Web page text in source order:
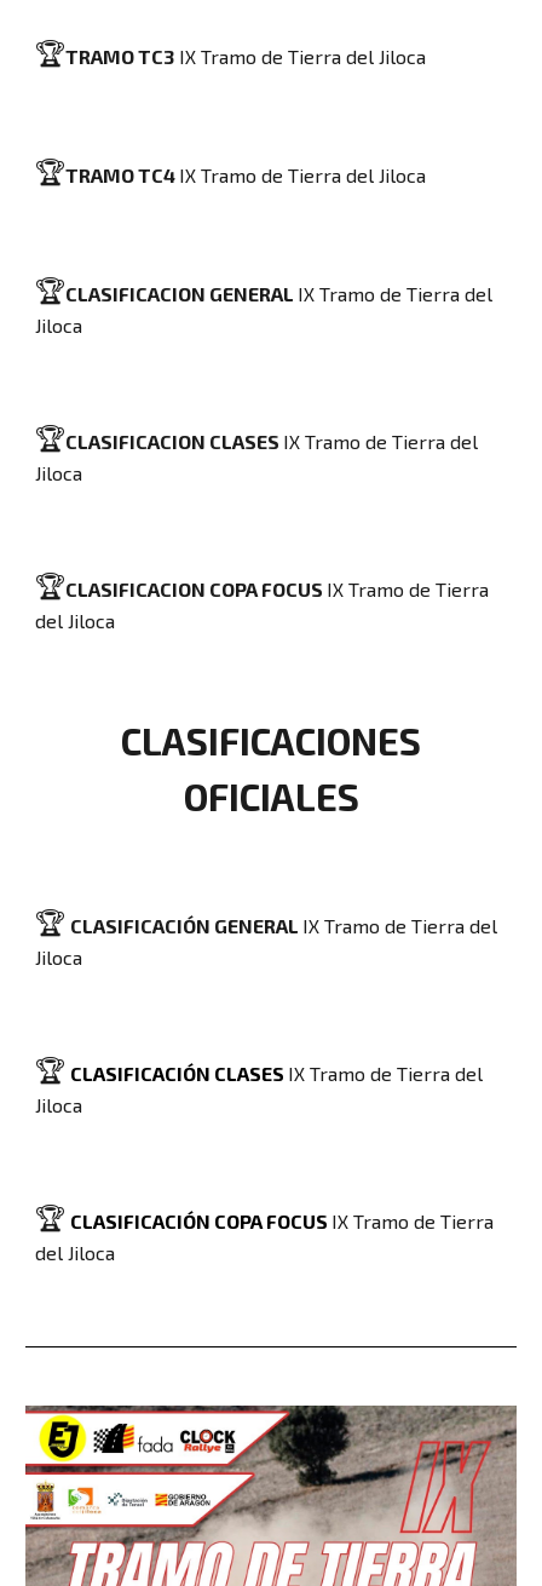
🏆TRAMO TC3 IX Tramo de Tierra del Jiloca
🏆TRAMO TC4 IX Tramo de Tierra del Jiloca
🏆CLASIFICACION GENERAL IX Tramo de Tierra del
Jiloca
🏆CLASIFICACION CLASES IX Tramo de Tierra del
Jiloca
🏆CLASIFICACION COPA FOCUS IX Tramo de Tierra
del Jiloca
CLASIFICACIONES
OFICIALES
🏆 CLASIFICACIÓN GENERAL IX Tramo de Tierra del
Jiloca
🏆 CLASIFICACIÓN CLASES IX Tramo de Tierra del
Jiloca
🏆 CLASIFICACIÓN COPA FOCUS IX Tramo de Tierra
del Jiloca